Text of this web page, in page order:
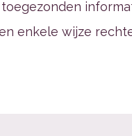
enkele wijze